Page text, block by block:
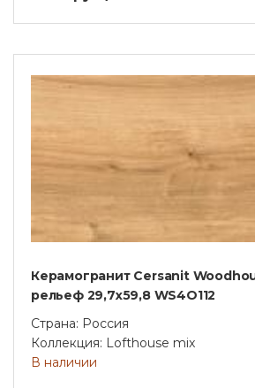
Керамогранит Cersanit
рельеф 29,7x59,8 WS4O112
Страна: Россия
Коллекция: Lofthouse mix
В наличии